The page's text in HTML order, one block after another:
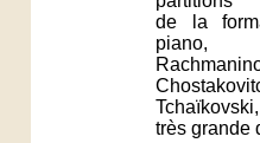
de la
piano,
très grande